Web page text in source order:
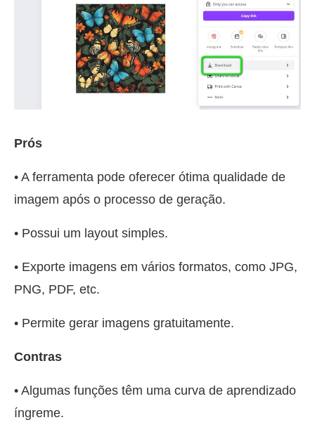
Prós
• A ferramenta pode oferecer ótima qualidade de
imagem após o processo de geração.
• Possui um layout simples.
• Exporte imagens em vários formatos, como JPG,
PNG, PDF, etc.
• Permite gerar imagens gratuitamente.
Contras
• Algumas funções têm uma curva de aprendizado
íngreme.